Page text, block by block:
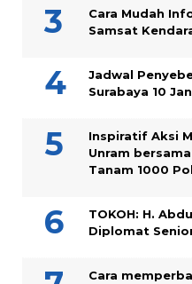
Cara Mudah
Samsat
Jadwal
Surabaya 10
Inspiratif Aksi
Unram
Tanam 1000
TOKOH: H.
Diplomat
Cara